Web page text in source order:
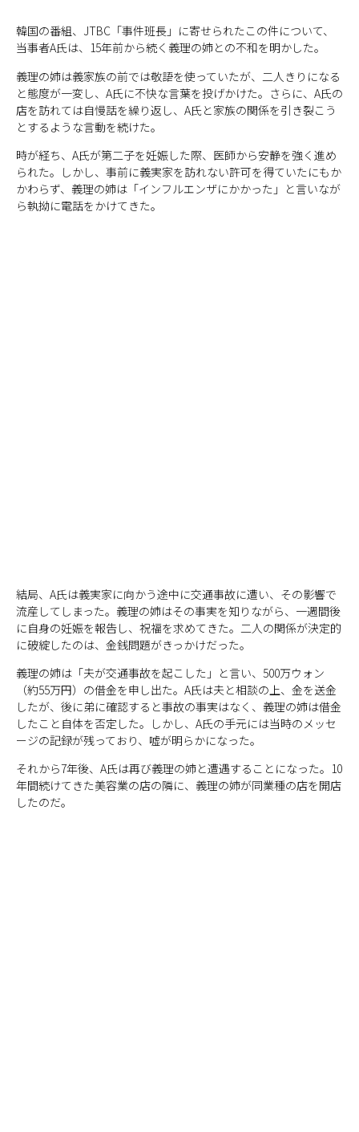
韓国の番組、JTBC「事件班長」に寄せられたこの件について、
当事者A氏は、15年前から続く義理の姉との不和を明かした。
義理の姉は義家族の前では敬語を使っていたが、二人きりになる
と態度が一変し、A氏に不快な言葉を投げかけた。さらに、A氏の
店を訪れては自慢話を繰り返し、A氏と家族の関係を引き裂こう
とするような言動を続けた。
時が経ち、A氏が第二子を妊娠した際、医師から安静を強く進め
られた。しかし、事前に義実家を訪れない許可を得ていたにもか
かわらず、義理の姉は「インフルエンザにかかった」と言いなが
ら執拗に電話をかけてきた。
結局、A氏は義実家に向かう途中に交通事故に遭い、その影響で
流産してしまった。義理の姉はその事実を知りながら、一週間後
に自身の妊娠を報告し、祝福を求めてきた。二人の関係が決定的
に破綻したのは、金銭問題がきっかけだった。
義理の姉は「夫が交通事故を起こした」と言い、500万ウォン
（約55万円）の借金を申し出た。A氏は夫と相談の上、金を送金
したが、後に弟に確認すると事故の事実はなく、義理の姉は借金
したこと自体を否定した。しかし、A氏の手元には当時のメッセ
ージの記録が残っており、嘘が明らかになった。
それから7年後、A氏は再び義理の姉と遭遇することになった。10
年間続けてきた美容業の店の隣に、義理の姉が同業種の店を開店
したのだ。